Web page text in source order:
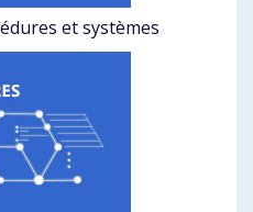
et systèmes